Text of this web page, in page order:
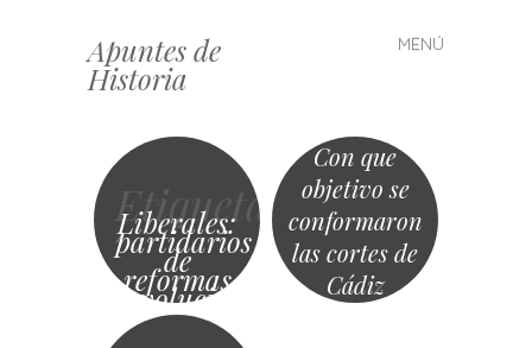
Apuntes de
Historia
MENÚ
Saltar
al
Etiqueta
Liberales:
partidarios
de
reformas
revolucionarias
Con que
objetivo se
conformaron
las cortes de
Cádiz